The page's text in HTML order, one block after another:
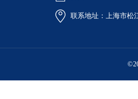
联系地址：上海市松